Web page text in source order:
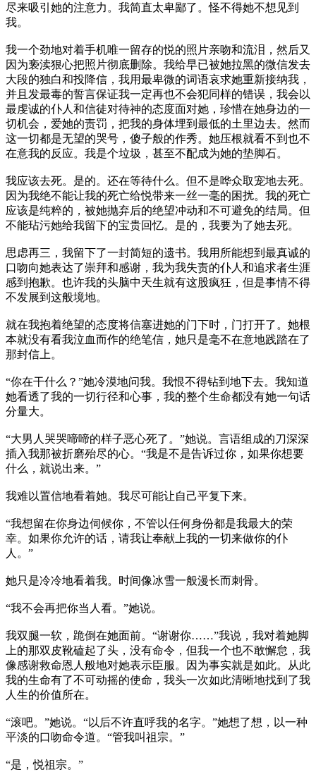
尽来吸引她的注意力。我简直太卑鄙了。怪不得她不想见到
我。
我一个劲地对着手机唯一留存的悦的照片亲吻和流泪，然后又
因为亵渎狠心把照片彻底删除。我给早已被她拉黑的微信发去
大段的独白和投降信，我用最卑微的词语哀求她重新接纳我，
并且发最毒的誓言保证我一定再也不会犯同样的错误，我会以
最虔诚的仆人和信徒对待神的态度面对她，珍惜在她身边的一
切机会，爱她的责罚，把我的身体埋到最低的土里边去。然而
这一切都是无望的哭号，傻子般的作秀。她压根就看不到也不
在意我的反应。我是个垃圾，甚至不配成为她的垫脚石。
我应该去死。是的。还在等待什么。但不是哗众取宠地去死。
因为我绝不能让我的死亡给悦带来一丝一毫的困扰。我的死亡
应该是纯粹的，被她抛弃后的绝望冲动和不可避免的结局。但
不能玷污她给我留下的宝贵回忆。是的，我要为了她去死。
思虑再三，我留下了一封简短的遗书。我用所能想到最真诚的
口吻向她表达了崇拜和感谢，我为我失责的仆人和追求者生涯
感到抱歉。也许我的头脑中天生就有这股疯狂，但是事情不得
不发展到这般境地。
就在我抱着绝望的态度将信塞进她的门下时，门打开了。她根
本就没有看我泣血而作的绝笔信，她只是毫不在意地践踏在了
那封信上。
“你在干什么？”她冷漠地问我。我恨不得钻到地下去。我知道
她看透了我的一切行径和心事，我的整个生命都没有她一句话
分量大。
“大男人哭哭啼啼的样子恶心死了。”她说。言语组成的刀深深
插入我那被折磨殆尽的心。“我是不是告诉过你，如果你想要
什么，就说出来。”
我难以置信地看着她。我尽可能让自己平复下来。
“我想留在你身边伺候你，不管以任何身份都是我最大的荣
幸。如果你允许的话，请我让奉献上我的一切来做你的仆
人。”
她只是冷冷地看着我。时间像冰雪一般漫长而刺骨。
“我不会再把你当人看。”她说。
我双腿一软，跪倒在她面前。“谢谢你……”我说，我对着她脚
上的那双皮靴磕起了头，没有命令，但我一个也不敢懈怠，我
像感谢救命恩人般地对她表示臣服。因为事实就是如此。从此
我的生命有了不可动摇的使命，我头一次如此清晰地找到了我
人生的价值所在。
“滚吧。”她说。“以后不许直呼我的名字。”她想了想，以一种
平淡的口吻命令道。“管我叫祖宗。”
“是，悦祖宗。”